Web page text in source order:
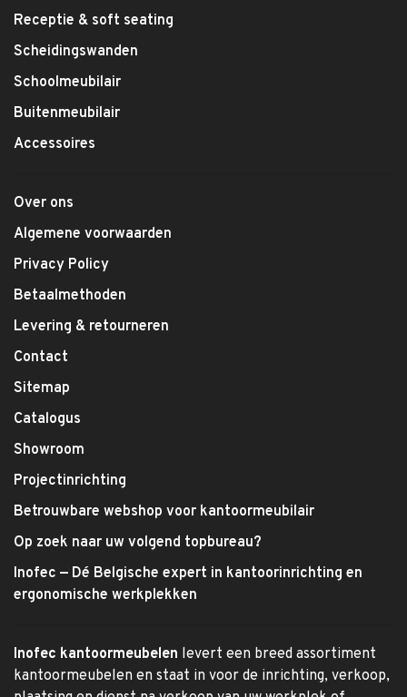
Receptie & soft seating
Scheidingswanden
Schoolmeubilair
Buitenmeubilair
Accessoires
Over ons
Algemene voorwaarden
Privacy Policy
Betaalmethoden
Levering & retourneren
Contact
Sitemap
Catalogus
Showroom
Projectinrichting
Betrouwbare webshop voor kantoormeubilair
Op zoek naar uw volgend topbureau?
Inofec — Dé Belgische expert in kantoorinrichting en
ergonomische werkplekken
Inofec kantoormeubelen levert een breed assortiment
kantoormeubelen en staat in voor de inrichting, verkoop,